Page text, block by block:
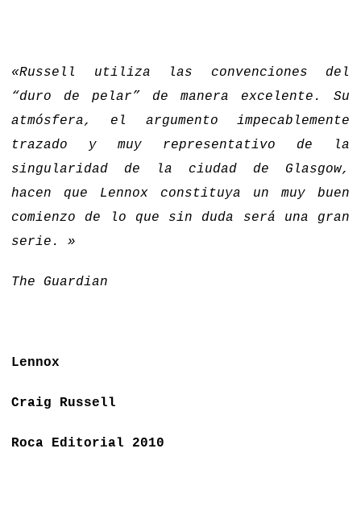
«Russell utiliza las convenciones del
“duro de pelar” de manera excelente. Su
atmósfera, el argumento impecablemente
trazado y muy representativo de la
singularidad de la ciudad de Glasgow,
hacen que Lennox constituya un muy buen
comienzo de lo que sin duda será una gran
serie. »
The Guardian
Lennox
Craig Russell
Roca Editorial 2010